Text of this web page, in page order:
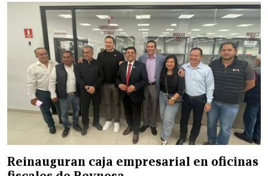
Reinauguran caja empresarial en oficinas